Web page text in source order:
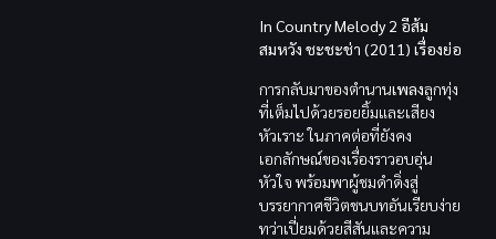
In Country Melody 2 อีส้ม
สมหวัง ชะชะช่า (2011) เรื่องย่อ
การกลับมาของตำนานเพลงลูกทุ่ง
ที่เต็มไปด้วยรอยยิ้มและเสียง
หัวเราะ ในภาคต่อที่ยังคง
เอกลักษณ์ของเรื่องราวอบอุ่น
หัวใจ พร้อมพาผู้ชมดำดิ่งสู่
บรรยากาศชีวิตชนบทอันเรียบง่าย
ทว่าเปี่ยมด้วยสีสันและความ